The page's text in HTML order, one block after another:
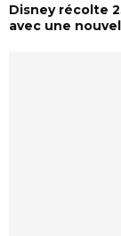
Disney récolte
avec une